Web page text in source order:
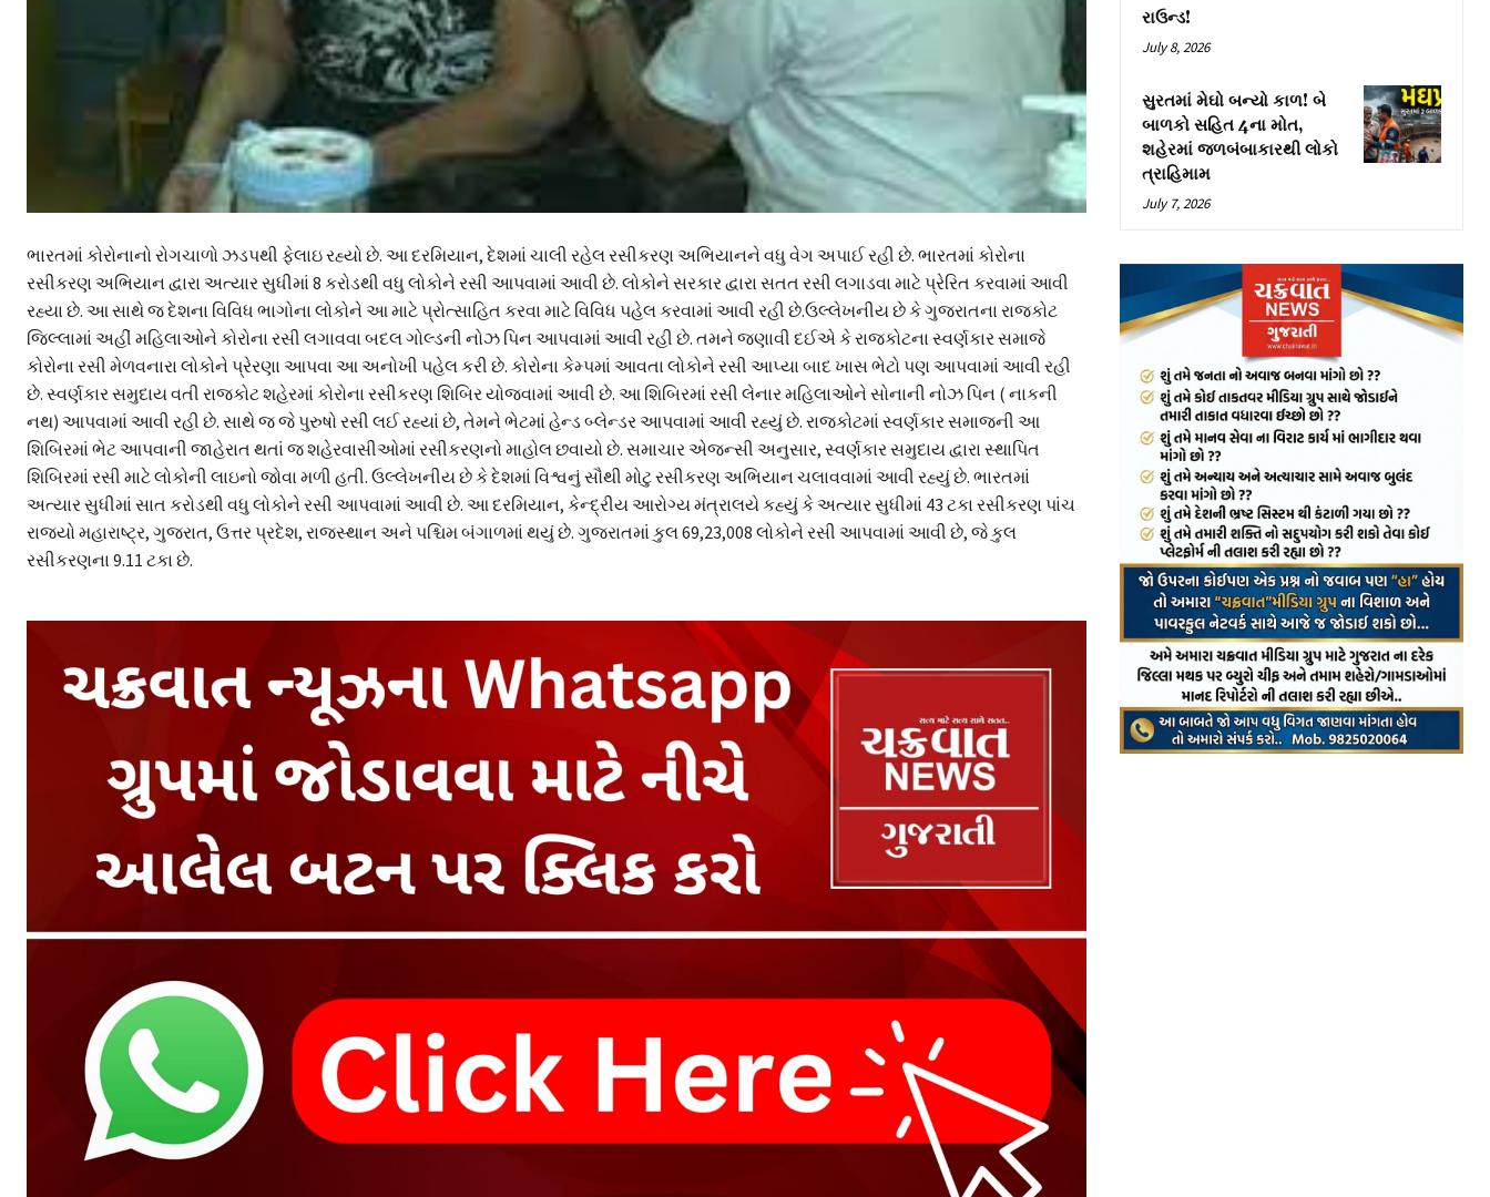
ભારતમાં કોરોનાનો રોગચાળો ઝડપથી ફેલાઇ રહ્યો છે. આ દરમિયાન, દેશમાં ચાલી રહેલ રસીકરણ અભિયાનને વધુ વેગ અપાઈ રહી છે. ભારતમાં કોરોના
રસીકરણ અભિયાન દ્વારા અત્યાર સુધીમાં 8 કરોડથી વધુ લોકોને રસી આપવામાં આવી છે. લોકોને સરકાર દ્વારા સતત રસી લગાડવા માટે પ્રેરિત કરવામાં આવી
રહ્યા છે. આ સાથે જ દેશના વિવિધ ભાગોના લોકોને આ માટે પ્રોત્સાહિત કરવા માટે વિવિધ પહેલ કરવામાં આવી રહી છે.ઉલ્લેખનીય છે કે ગુજરાતના રાજકોટ
જિલ્લામાં અહીં મહિલાઓને કોરોના રસી લગાવવા બદલ ગોલ્ડની નોઝ પિન આપવામાં આવી રહી છે. તમને જણાવી દઈએ કે રાજકોટના સ્વર્ણકાર સમાજે
કોરોના રસી મેળવનારા લોકોને પ્રેરણા આપવા આ અનોખી પહેલ કરી છે. કોરોના કેમ્પમાં આવતા લોકોને રસી આપ્યા બાદ ખાસ ભેટો પણ આપવામાં આવી રહી
છે. સ્વર્ણકાર સમુદાય વતી રાજકોટ શહેરમાં કોરોના રસીકરણ શિબિર યોજવામાં આવી છે. આ શિબિરમાં રસી લેનાર મહિલાઓને સોનાની નોઝ પિન ( નાકની
નથ) આપવામાં આવી રહી છે. સાથે જ જે પુરુષો રસી લઈ રહ્યાં છે, તેમને ભેટમાં હેન્ડ બ્લેન્ડર આપવામાં આવી રહ્યું છે. રાજકોટમાં સ્વર્ણકાર સમાજની આ
શિબિરમાં ભેટ આપવાની જાહેરાત થતાં જ શહેરવાસીઓમાં રસીકરણનો માહોલ છવાયો છે. સમાચાર એજન્સી અનુસાર, સ્વર્ણકાર સમુદાય દ્વારા સ્થાપિત
શિબિરમાં રસી માટે લોકોની લાઇનો જોવા મળી હતી. ઉલ્લેખનીય છે કે દેશમાં વિશ્વનું સૌથી મોટુ રસીકરણ અભિયાન ચલાવવામાં આવી રહ્યું છે. ભારતમાં
અત્યાર સુધીમાં સાત કરોડથી વધુ લોકોને રસી આપવામાં આવી છે. આ દરમિયાન, કેન્દ્રીય આરોગ્ય મંત્રાલયે કહ્યું કે અત્યાર સુધીમાં 43 ટકા રસીકરણ પાંચ
રાજ્યો મહારાષ્ટ્ર, ગુજરાત, ઉત્તર પ્રદેશ, રાજસ્થાન અને પશ્ચિમ બંગાળમાં થયું છે. ગુજરાતમાં કુલ 69,23,008 લોકોને રસી આપવામાં આવી છે, જે કુલ
રસીકરણના 9.11 ટકા છે.
રાઉન્ડ!
July 8, 2026
સુરતમાં મેઘો બન્યો કાળ! બે
બાળકો સહિત 4ના મોત,
શહેરમાં જળબંબાકારથી લોકો
ત્રાહિમામ
July 7, 2026